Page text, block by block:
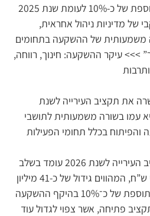
כ-41 מיליון ש”ח, המהווים תוספת של כ-10% לעומת שנת 2025
של מדיניות ניהול אחראית,
משמעותית של ההשקעה בתחומים
>>> עיקר ההשקעה: חינוך, רווחה,
את תקציב העירייה לשנת
המביא עמו בשורה משמעותית לתושבי
בכלל תחומי הפעילות
על פי הנתונים שהוצגו, תקציב העירייה לשנת 2026 עומד בשלב
זה על סך של 474,427 אלפי ש”ח, המהווים גידול של כ-41 מיליון
ש”ח לעומת תקציב 2025 – תוספת של כ־10% בהיקף ההשקעה
פתיחה, אשר צפוי לגדול עוד